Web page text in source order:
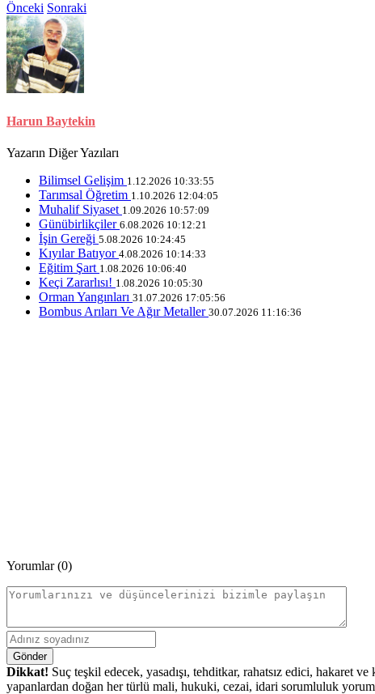
Önceki Sonraki
Harun Baytekin
Yazarın Diğer Yazıları
Bilimsel Gelişim 1.12.2026 10:33:55
Tarımsal Öğretim 1.10.2026 12:04:05
Muhalif Siyaset 1.09.2026 10:57:09
Günübirlikçiler 6.08.2026 10:12:21
İşin Gereği 5.08.2026 10:24:45
Kıyılar Batıyor 4.08.2026 10:14:33
Eğitim Şart 1.08.2026 10:06:40
Keçi Zararlısı! 1.08.2026 10:05:30
Orman Yangınları 31.07.2026 17:05:56
Bombus Arıları Ve Ağır Metaller 30.07.2026 11:16:36
Yorumlar (0)
Gönder
Dikkat! Suç teşkil edecek, yasadışı, tehditkar, rahatsız edici, hakaret
yapanlardan doğan her türlü mali, hukuki, cezai, idari sorumluluk